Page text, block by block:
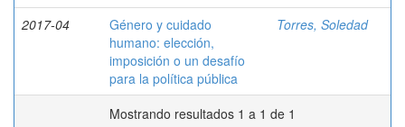
2017-04
Género y cuidado
humano: elección,
imposición o un desafío
para la política pública
Torres, Soledad
Mostrando resultados 1 a 1 de 1